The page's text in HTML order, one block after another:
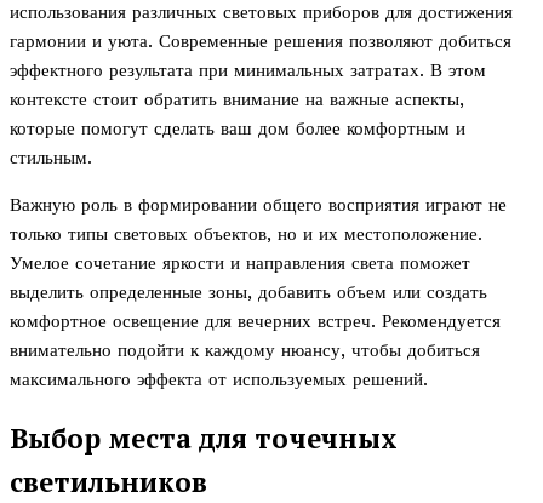
использования различных световых приборов для достижения
гармонии и уюта. Современные решения позволяют добиться
эффектного результата при минимальных затратах. В этом
контексте стоит обратить внимание на важные аспекты,
которые помогут сделать ваш дом более комфортным и
стильным.
Важную роль в формировании общего восприятия играют не
только типы световых объектов, но и их местоположение.
Умелое сочетание яркости и направления света поможет
выделить определенные зоны, добавить объем или создать
комфортное освещение для вечерних встреч. Рекомендуется
внимательно подойти к каждому нюансу, чтобы добиться
максимального эффекта от используемых решений.
Выбор места для точечных
светильников